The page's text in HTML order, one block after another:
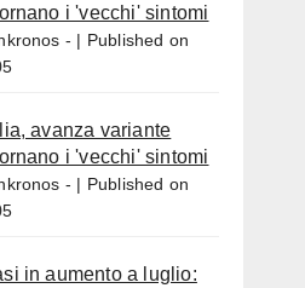
i 'vecchi' sintomi
-
Published on
avanza variante
i 'vecchi' sintomi
-
Published on
in aumento a luglio: